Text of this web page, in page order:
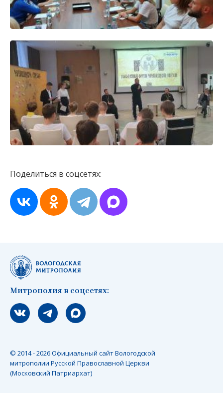
Поделиться в соцсетях:
Митрополия в соцсетях:
Мы вконтакте
Мы в telegram
Мы в Макс
© 2014 - 2026 Официальный сайт Вологодской
митрополии Русской Православной Церкви
(Московский Патриархат)